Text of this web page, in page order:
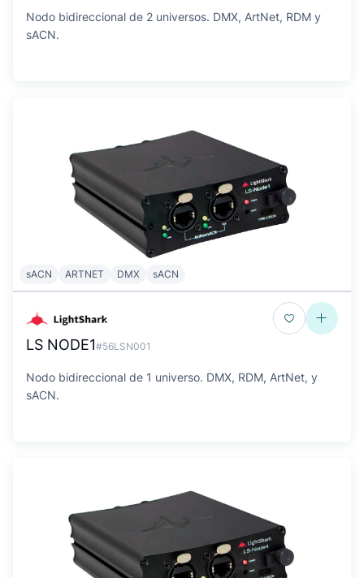
Nodo bidireccional de 2 universos. DMX, ArtNet, RDM y
sACN.
sACN ARTNET DMX sACN
LS NODE1#56LSN001
Nodo bidireccional de 1 universo. DMX, RDM, ArtNet, y
sACN.